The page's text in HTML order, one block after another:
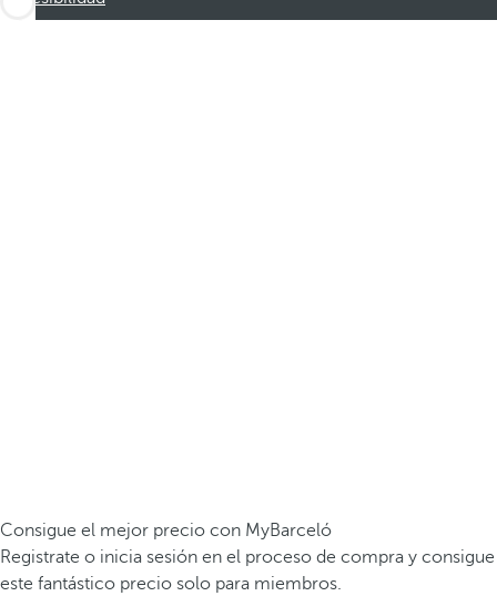
Consigue el mejor precio con MyBarceló
Registrate o inicia sesión en el proceso de compra y consigue
este fantástico precio solo para miembros.